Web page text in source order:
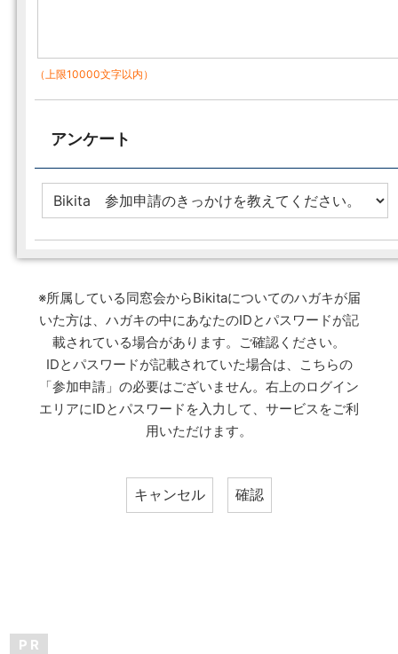
（上限10000文字以内）
アンケート
※所属している同窓会からBikitaについてのハガキが届
いた方は、ハガキの中にあなたのIDとパスワードが記
載されている場合があります。ご確認ください。
IDとパスワードが記載されていた場合は、こちらの
「参加申請」の必要はございません。右上のログイン
エリアにIDとパスワードを入力して、サービスをご利
用いただけます。
P R